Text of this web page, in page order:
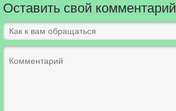
Оставить свой комментарий